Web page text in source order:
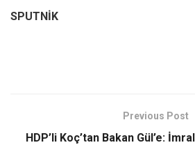
SPUTNİK
Previous Post
HDP’li Koç’tan Bakan Gül’e: